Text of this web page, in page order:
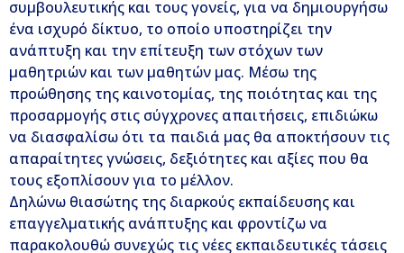
συμβουλευτικής και τους γονείς, για να δημιουργήσω
ένα ισχυρό δίκτυο, το οποίο υποστηρίζει την
ανάπτυξη και την επίτευξη των στόχων των
μαθητριών και των μαθητών μας. Μέσω της
προώθησης της καινοτομίας, της ποιότητας και της
προσαρμογής στις σύγχρονες απαιτήσεις, επιδιώκω
να διασφαλίσω ότι τα παιδιά μας θα αποκτήσουν τις
απαραίτητες γνώσεις, δεξιότητες και αξίες που θα
τους εξοπλίσουν για το μέλλον.
Δηλώνω θιασώτης της διαρκούς εκπαίδευσης και
επαγγελματικής ανάπτυξης και φροντίζω να
παρακολουθώ συνεχώς τις νέες εκπαιδευτικές τάσεις